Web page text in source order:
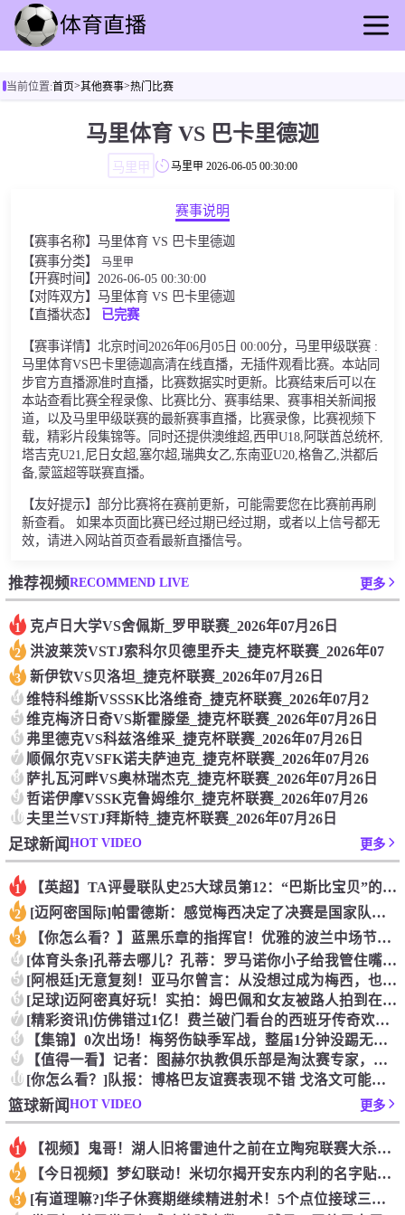
足球直播
其他赛事
当前位置:首页>其他赛事>热门比赛
马里体育 VS 巴卡里德迦
马里甲 马里甲 2026-06-05 00:30:00
赛事说明
【赛事名称】马里体育 VS 巴卡里德迦
【赛事分类】 马里甲
【开赛时间】2026-06-05 00:30:00
【对阵双方】马里体育 VS 巴卡里德迦
【直播状态】
已完赛
【赛事详情】北京时间2026年06月05日 00:00分，马里甲级联赛 :
马里体育VS巴卡里德迦高清在线直播，无插件观看比赛。本站同
步官方直播源准时直播，比赛数据实时更新。比赛结束后可以在
本站查看比赛全程录像、比赛比分、赛事结果、赛事相关新闻报
道，以及马里甲级联赛的最新赛事直播，比赛录像，比赛视频下
载，精彩片段集锦等。同时还提供澳维超,西甲U18,阿联酋总统杯,
塔吉克U21,尼日女超,塞尔超,瑞典女乙,东南亚U20,格鲁乙,洪都后
备,蒙篮超等联赛直播。
【友好提示】部分比赛将在赛前更新，可能需要您在比赛前再刷
新查看。 如果本页面比赛已经过期已经过期，或者以上信号都无
效，请进入网站首页查看最新直播信号。
推荐视频RECOMMEND LIVE 更多
1 克卢日大学VS舍佩斯_罗甲联赛_2026年07月26日
2 洪波莱茨VSTJ索科尔贝德里乔夫_捷克杯联赛_2026年07
3 新伊钦VS贝洛坦_捷克杯联赛_2026年07月26日
4 维特科维斯VSSSK比洛维奇_捷克杯联赛_2026年07月2
5 维克梅济日奇VS斯霍滕堡_捷克杯联赛_2026年07月26日
6 弗里德克VS科兹洛维采_捷克杯联赛_2026年07月26日
7 顺佩尔克VSFK诺夫萨迪克_捷克杯联赛_2026年07月26
8 萨扎瓦河畔VS奥林瑞杰克_捷克杯联赛_2026年07月26日
9 哲诺伊摩VSSK克鲁姆维尔_捷克杯联赛_2026年07月26
10 夫里兰VSTJ拜斯特_捷克杯联赛_2026年07月26日
足球新闻HOT VIDEO 更多
1 【英超】TA评曼联队史25大球员第12：“巴斯比宝贝”的绝佳
2 [迈阿密国际]帕雷德斯：感觉梅西决定了决赛是国家队最后一战，
3 【你怎么看？】蓝黑乐章的指挥官！优雅的波兰中场节拍器！
4 [体育头条]孔蒂去哪儿？孔蒂：罗马诺你小子给我管住嘴哈！
5 [阿根廷]无意复刻！亚马尔曾言：从没想过成为梅西，也不会穿他
6 [足球]迈阿密真好玩！实拍：姆巴佩和女友被路人拍到在夜店狂欢
7 [精彩资讯]仿佛错过1亿！费兰破门看台的西班牙传奇欢呼，拉莫
8 【集锦】0次出场！梅努伤缺季军战，整届1分钟没踢无缘世界杯首
9 【值得一看】记者：图赫尔执教俱乐部是淘汰赛专家，但在真正压力
10 [你怎么看？]队报：博格巴友谊赛表现不错 戈洛文可能加盟沙特
篮球新闻HOT VIDEO 更多
1 【视频】鬼哥！湖人旧将雷迪什之前在立陶宛联赛大杀四方
2 【今日视频】梦幻联动！米切尔揭开安东内利的名字贴纸！
3 [有道理嘛?]华子休赛期继续精进射术！5个点位接球三分全部命